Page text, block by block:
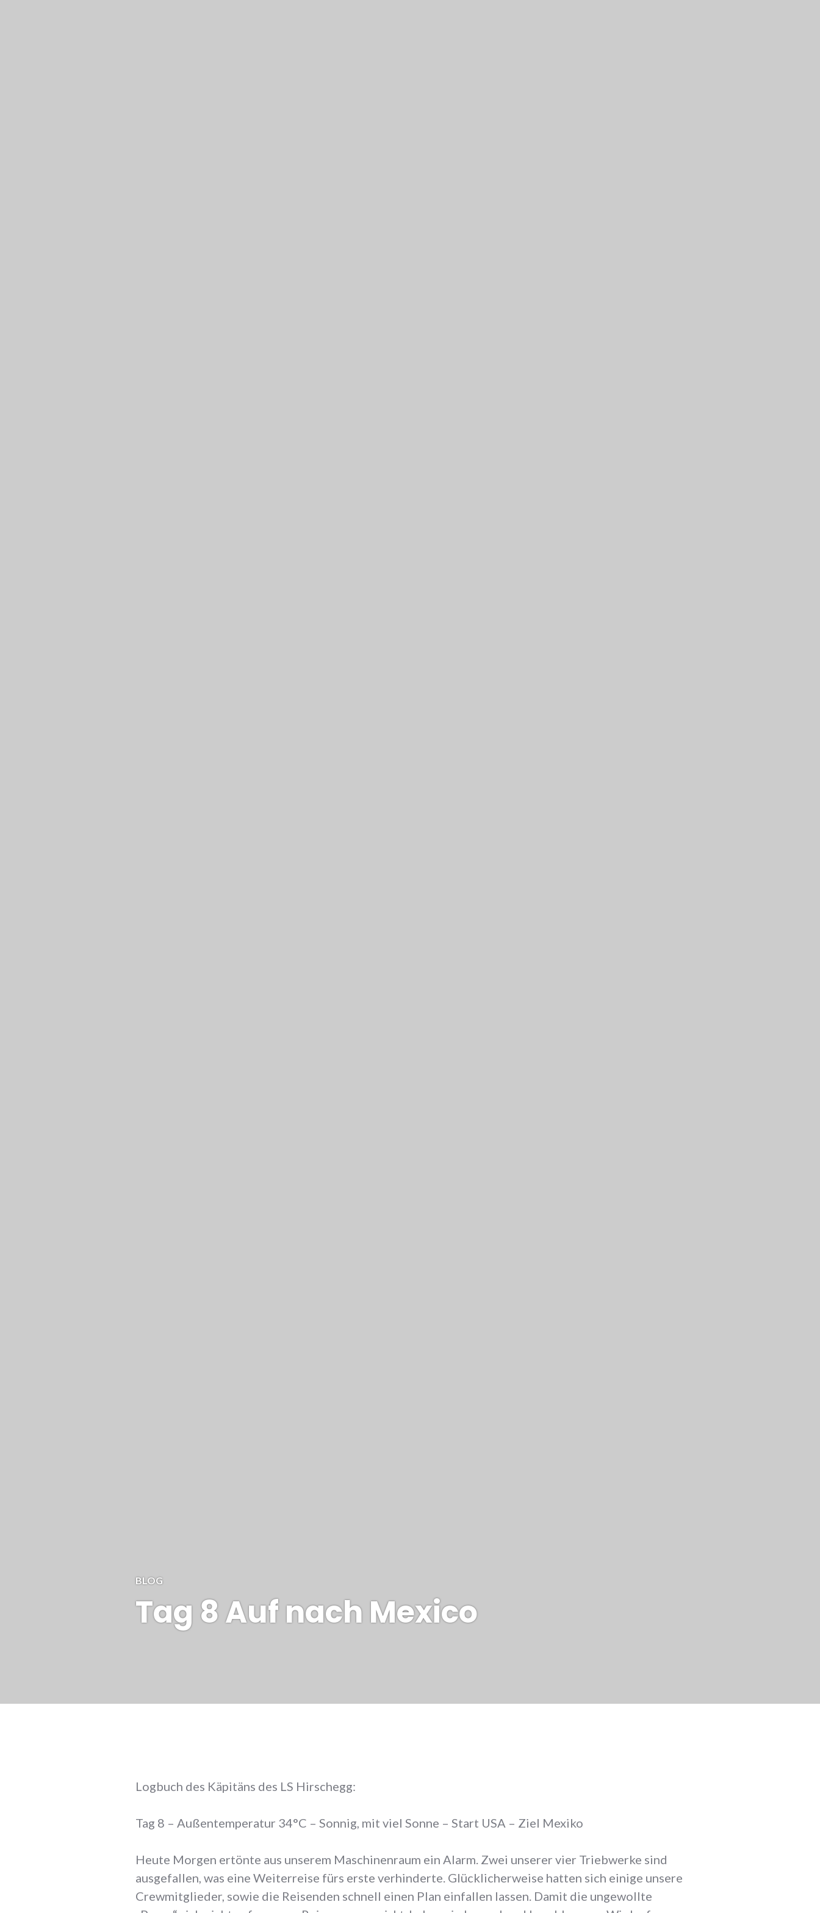
BLOG
Tag 8 Auf nach Mexico
Logbuch des Käpitäns des LS Hirschegg:
Tag 8 – Außentemperatur 34°C – Sonnig, mit viel Sonne – Start USA – Ziel Mexiko
Heute Morgen ertönte aus unserem Maschinenraum ein Alarm. Zwei unserer vier Triebwerke sind
ausgefallen, was eine Weiterreise fürs erste verhinderte. Glücklicherweise hatten sich einige unsere
Crewmitglieder, sowie die Reisenden schnell einen Plan einfallen lassen. Damit die ungewollte